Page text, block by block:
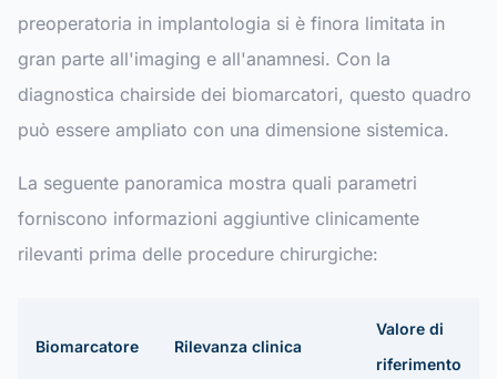
preoperatoria in implantologia si è finora limitata in
gran parte all'imaging e all'anamnesi. Con la
diagnostica chairside dei biomarcatori, questo quadro
può essere ampliato con una dimensione sistemica.
La seguente panoramica mostra quali parametri
forniscono informazioni aggiuntive clinicamente
rilevanti prima delle procedure chirurgiche:
Biomarcatore Rilevanza clinica
Valore di
riferimento